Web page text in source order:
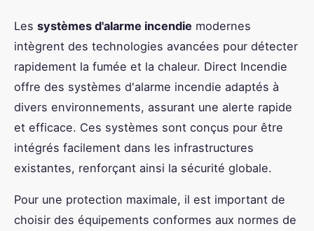
Les systèmes d'alarme incendie modernes
intègrent des technologies avancées pour détecter
rapidement la fumée et la chaleur. Direct Incendie
offre des systèmes d'alarme incendie adaptés à
divers environnements, assurant une alerte rapide
et efficace. Ces systèmes sont conçus pour être
intégrés facilement dans les infrastructures
existantes, renforçant ainsi la sécurité globale.
Pour une protection maximale, il est important de
choisir des équipements conformes aux normes de